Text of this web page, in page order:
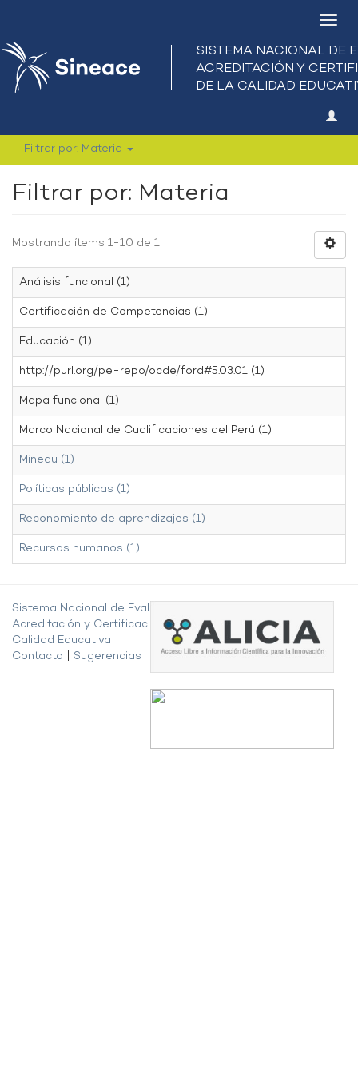
Filtrar por: Materia
Filtrar por: Materia
Mostrando ítems 1-10 de 1
Análisis funcional (1)
Certificación de Competencias (1)
Educación (1)
http://purl.org/pe-repo/ocde/ford#5.03.01 (1)
Mapa funcional (1)
Marco Nacional de Cualificaciones del Perú (1)
Minedu (1)
Políticas públicas (1)
Reconomiento de aprendizajes (1)
Recursos humanos (1)
Sistema Nacional de Evaluación,
Acreditación y Certificación de la
Calidad Educativa
Contacto
Sugerencias